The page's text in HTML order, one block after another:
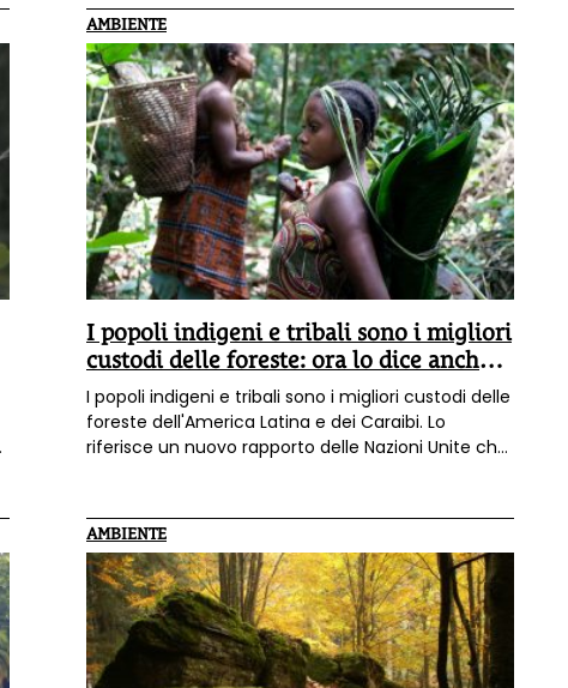
mondo per condividere prove e testimonianze
dirette dei furti di terra e delle atrocità compiuti
nel nome della conservazione, e per proporre un
modello di conservazione alternativo.
AMBIENTE
I popoli indigeni e tribali sono i migliori
custodi delle foreste: ora lo dice anche
l’Onu
I popoli indigeni e tribali sono i migliori custodi delle
foreste dell'America Latina e dei Caraibi. Lo
riferisce un nuovo rapporto delle Nazioni Unite che
riduzione delle emissioni di gas serra. Una tesi
sostenuta da anni dall'organizzazione Survival
International.
AMBIENTE